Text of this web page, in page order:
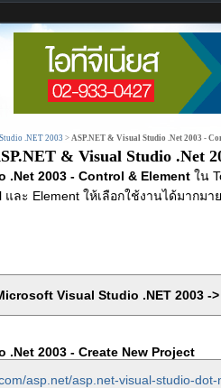
.NET 2003 > ASP.NET & Visual Studio .Net 2003 -
& Visual Studio .Net
.Net 2003 - Control & Element ใน
ละ Element ให้เลือกใช้งานได้มากมา
Visual Studio .NET 2003 -
.Net 2003 - Create New Project
asp.net/asp.net-visual-studio-